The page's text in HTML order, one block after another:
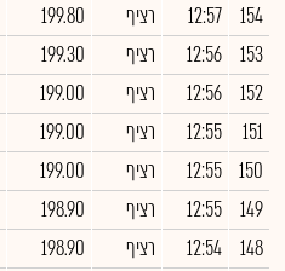
154
12:57 רציף 199.80
153
12:56 רציף 199.30
152
12:56 רציף 199.00
151
12:55 רציף 199.00
150
12:55 רציף 199.00
149
12:55 רציף 198.90
148
12:54 רציף 198.90